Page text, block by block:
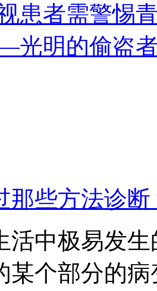
患者需警惕
光明的偷盗
那些方法诊断
活中极易发
某个部分的